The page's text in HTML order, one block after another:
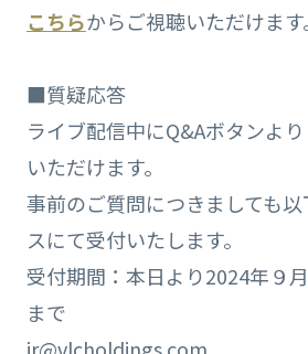
こちらからご視聴いただけます
■質疑応答
ライブ配信中にQ&Aボタンよ
いただけます。
事前のご質問につきましても
スにて受付いたします。
受付期間：本日より2024年９
まで